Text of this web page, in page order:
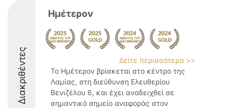
Διακριθέντες
Ημέτερον
Δείτε περισσότερα >>
Το Ημέτερον βρίσκεται στο κέντρο της
Λαμίας, στη διεύθυνση Ελευθερίου
Βενιζέλου 6, και έχει αναδειχθεί σε
σημαντικό σημείο αναφοράς στον